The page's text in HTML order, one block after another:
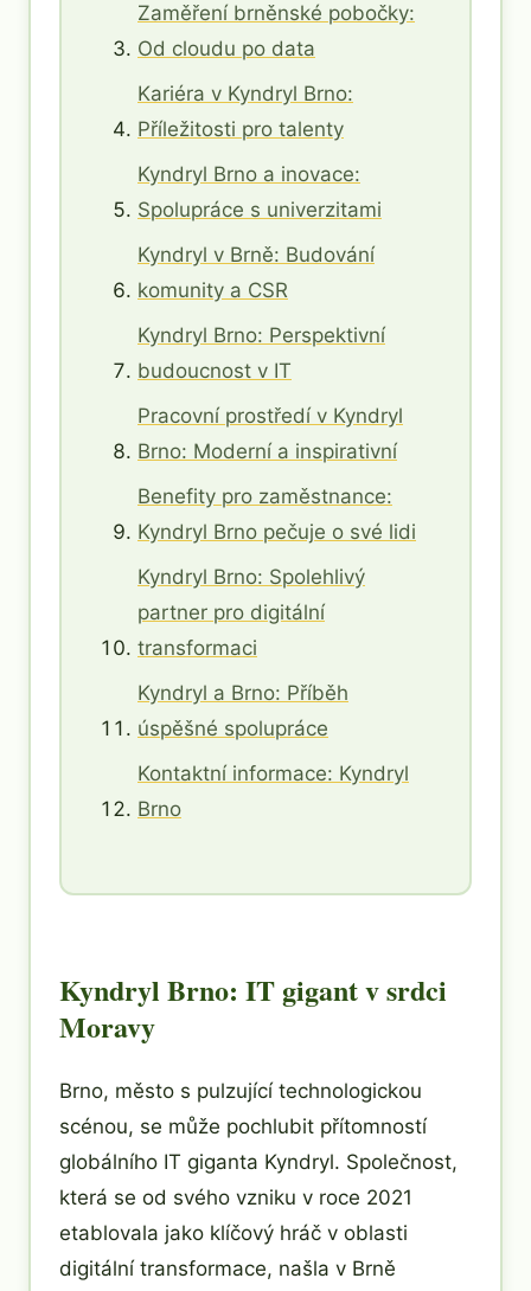
Zaměření brněnské pobočky:
Od cloudu po data
Kariéra v Kyndryl Brno:
Příležitosti pro talenty
Kyndryl Brno a inovace:
Spolupráce s univerzitami
Kyndryl v Brně: Budování
komunity a CSR
Kyndryl Brno: Perspektivní
budoucnost v IT
Pracovní prostředí v Kyndryl
Brno: Moderní a inspirativní
Benefity pro zaměstnance:
Kyndryl Brno pečuje o své lidi
Kyndryl Brno: Spolehlivý
partner pro digitální
transformaci
Kyndryl a Brno: Příběh
úspěšné spolupráce
Kontaktní informace: Kyndryl
Brno
Kyndryl Brno: IT gigant v srdci
Moravy
Brno, město s pulzující technologickou
scénou, se může pochlubit přítomností
globálního IT giganta Kyndryl. Společnost,
která se od svého vzniku v roce 2021
etablovala jako klíčový hráč v oblasti
digitální transformace, našla v Brně